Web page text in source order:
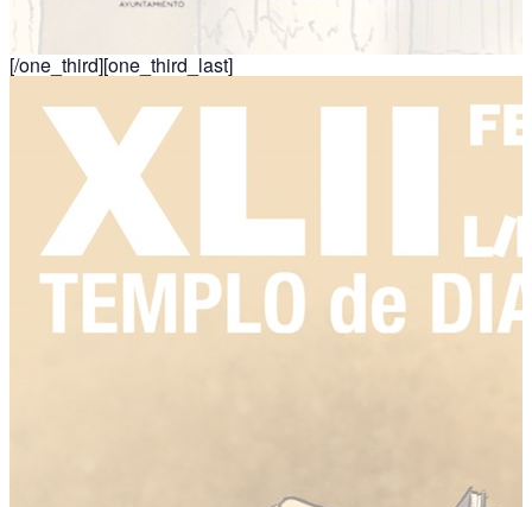
[/one_third][one_third_last]